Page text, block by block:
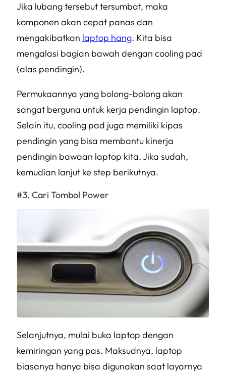
Jika lubang tersebut tersumbat, maka
komponen akan cepat panas dan
mengakibatkan laptop hang. Kita bisa
mengalasi bagian bawah dengan cooling pad
(alas pendingin).
Permukaannya yang bolong-bolong akan
sangat berguna untuk kerja pendingin laptop.
Selain itu, cooling pad juga memiliki kipas
pendingin yang bisa membantu kinerja
pendingin bawaan laptop kita. Jika sudah,
kemudian lanjut ke step berikutnya.
Cari Tombol Power
Selanjutnya, mulai buka laptop dengan
kemiringan yang pas. Maksudnya, laptop
biasanya hanya bisa digunakan saat layarnya